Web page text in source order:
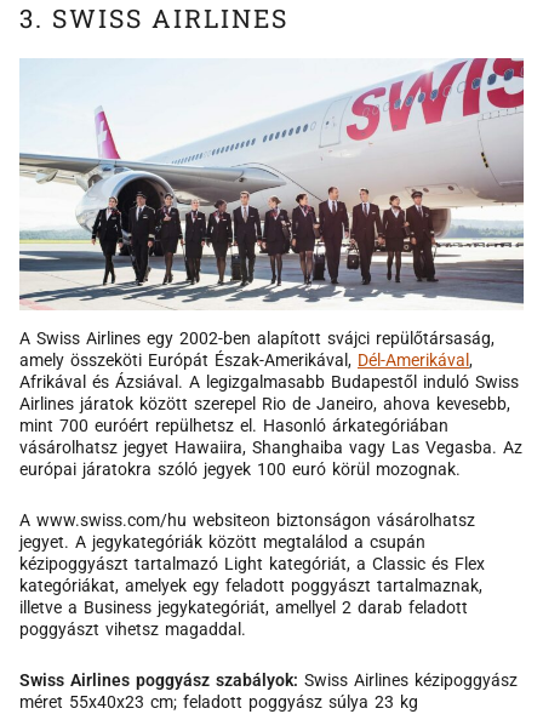
3. SWISS AIRLINES
A Swiss Airlines egy 2002-ben alapított svájci repülőtársaság,
amely összeköti Európát Észak-Amerikával, Dél-Amerikával ,
Afrikával és Ázsiával. A legizgalmasabb Budapestől induló Swiss
Airlines járatok között szerepel Rio de Janeiro, ahova kevesebb,
mint 700 euróért repülhetsz el. Hasonló árkategóriában
vásárolhatsz jegyet Hawaiira, Shanghaiba vagy Las Vegasba. Az
európai járatokra szóló jegyek 100 euró körül mozognak.
A www.swiss.com/hu websiteon biztonságon vásárolhatsz
jegyet. A jegykategóriák között megtalálod a csupán
kézipoggyászt tartalmazó Light kategóriát, a Classic és Flex
kategóriákat, amelyek egy feladott poggyászt tartalmaznak,
illetve a Business jegykategóriát, amellyel 2 darab feladott
poggyászt vihetsz magaddal.
Swiss Airlines poggyász szabályok: Swiss Airlines kézipoggyász
méret 55x40x23 cm; feladott poggyász súlya 23 kg